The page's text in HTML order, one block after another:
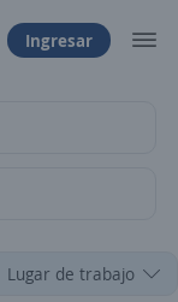
Ingresar
Lugar de trabajo